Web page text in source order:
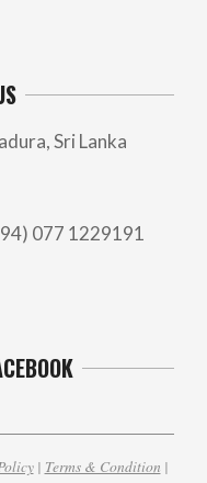
Sri Lanka
077 1229191
| Terms & Condition |